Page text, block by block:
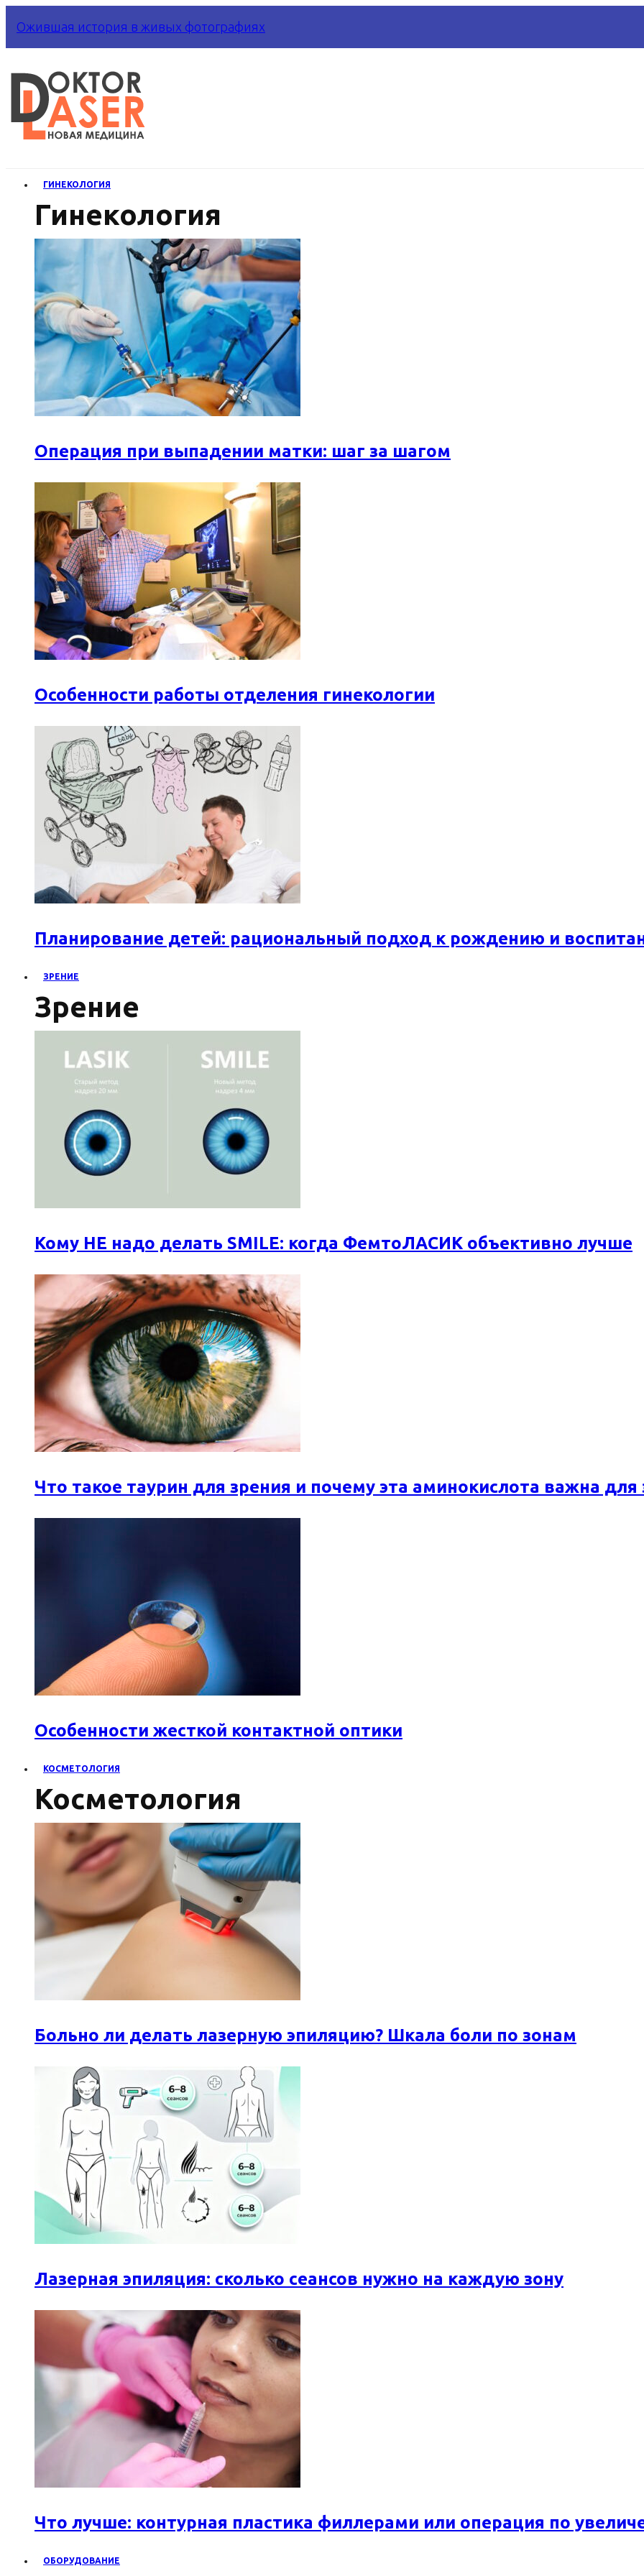
Ожившая история в живых фотографиях
ГИНЕКОЛОГИЯ
Гинекология
Операция при выпадении матки: шаг за шагом
Особенности работы отделения гинекологии
Планирование детей: рациональный подход к рождению и
ЗРЕНИЕ
Зрение
Кому НЕ надо делать SMILE: когда ФемтоЛАСИК объективно лучше
Что такое таурин для зрения и почему эта аминокислота важна для
Особенности жесткой контактной оптики
КОСМЕТОЛОГИЯ
Косметология
Больно ли делать лазерную эпиляцию? Шкала боли по зонам
Лазерная эпиляция: сколько сеансов нужно на каждую зону
Что лучше: контурная пластика филлерами или операция по
ОБОРУДОВАНИЕ